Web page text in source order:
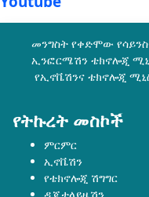
መንግስት የቀድሞው
ኢንፎርሜሽን ቴክኖሎጂ
የኢኖቬሽንና ቴክኖሎጂ
የትኩረት መስኮች
ምርምር
ኢኖቬሽን
የቴክኖሎጂ ሽግግር